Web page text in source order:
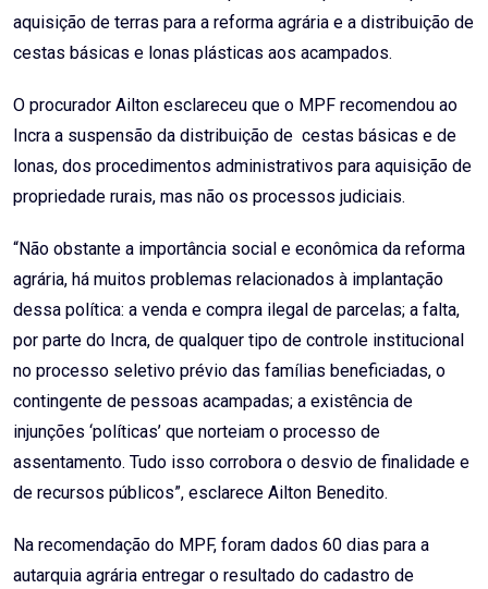
aquisição de terras para a reforma agrária e a distribuição de
cestas básicas e lonas plásticas aos acampados.
O procurador Ailton esclareceu que o MPF recomendou ao
Incra a suspensão da distribuição de cestas básicas e de
lonas, dos procedimentos administrativos para aquisição de
propriedade rurais, mas não os processos judiciais.
“Não obstante a importância social e econômica da reforma
agrária, há muitos problemas relacionados à implantação
dessa política: a venda e compra ilegal de parcelas; a falta,
por parte do Incra, de qualquer tipo de controle institucional
no processo seletivo prévio das famílias beneficiadas, o
contingente de pessoas acampadas; a existência de
injunções ‘políticas’ que norteiam o processo de
assentamento. Tudo isso corrobora o desvio de finalidade e
de recursos públicos”, esclarece Ailton Benedito.
Na recomendação do MPF, foram dados 60 dias para a
autarquia agrária entregar o resultado do cadastro de